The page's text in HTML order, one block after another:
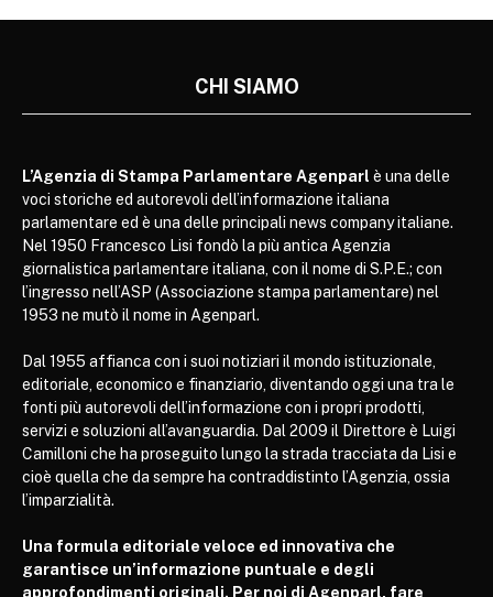
CHI SIAMO
L’Agenzia di Stampa Parlamentare Agenparl è una delle
voci storiche ed autorevoli dell’informazione italiana
parlamentare ed è una delle principali news company italiane.
Nel 1950 Francesco Lisi fondò la più antica Agenzia
giornalistica parlamentare italiana, con il nome di S.P.E.; con
l’ingresso nell’ASP (Associazione stampa parlamentare) nel
1953 ne mutò il nome in Agenparl.
Dal 1955 affianca con i suoi notiziari il mondo istituzionale,
editoriale, economico e finanziario, diventando oggi una tra le
fonti più autorevoli dell’informazione con i propri prodotti,
servizi e soluzioni all’avanguardia. Dal 2009 il Direttore è Luigi
Camilloni che ha proseguito lungo la strada tracciata da Lisi e
cioè quella che da sempre ha contraddistinto l’Agenzia, ossia
l’imparzialità.
Una formula editoriale veloce ed innovativa che
garantisce un’informazione puntuale e degli
approfondimenti originali. Per noi di Agenparl, fare